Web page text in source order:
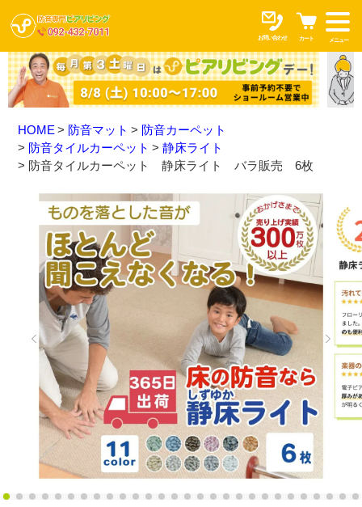
お問い合わせ カート メニュー
HOME 防音マット
防音カーペット
防音タイルカーペット
静床ライト
防音タイルカーペット 静床ライト バラ販売 6枚